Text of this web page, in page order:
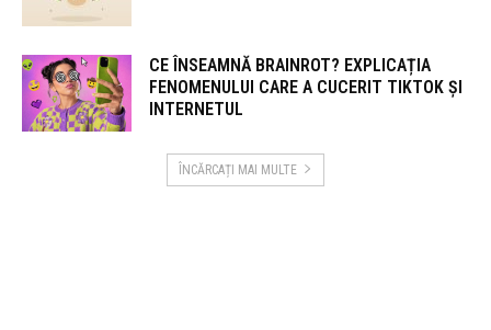
CE ÎNSEAMNĂ BRAINROT? EXPLICAȚIA
FENOMENULUI CARE A CUCERIT TIKTOK ȘI
INTERNETUL
ÎNCĂRCAȚI MAI MULTE